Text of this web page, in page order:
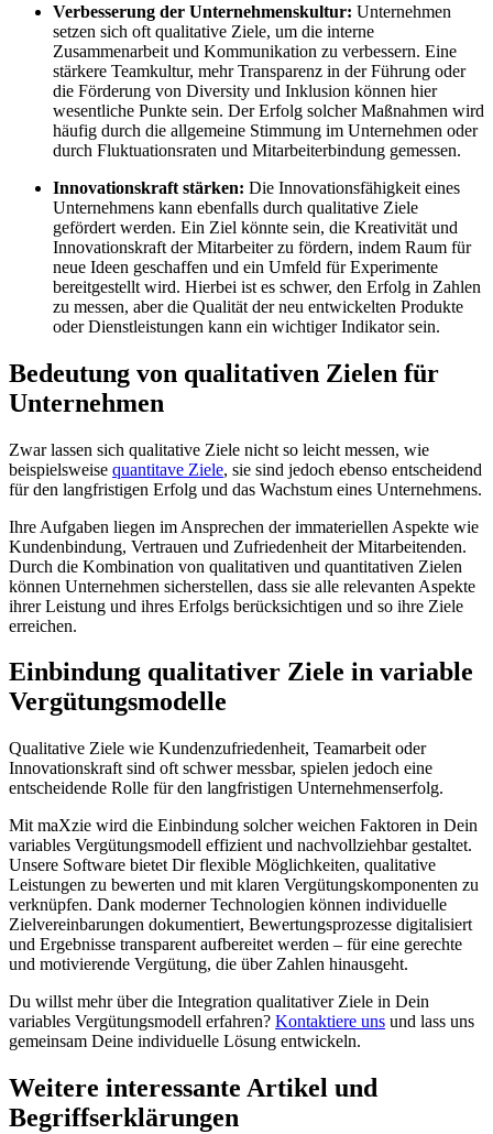
Verbesserung der Unternehmenskultur: Unternehmen
setzen sich oft qualitative Ziele, um die interne
Zusammenarbeit und Kommunikation zu verbessern. Eine
stärkere Teamkultur, mehr Transparenz in der Führung oder
die Förderung von Diversity und Inklusion können hier
wesentliche Punkte sein. Der Erfolg solcher Maßnahmen wird
häufig durch die allgemeine Stimmung im Unternehmen oder
durch Fluktuationsraten und Mitarbeiterbindung gemessen.
Innovationskraft stärken: Die Innovationsfähigkeit eines
Unternehmens kann ebenfalls durch qualitative Ziele
gefördert werden. Ein Ziel könnte sein, die Kreativität und
Innovationskraft der Mitarbeiter zu fördern, indem Raum für
neue Ideen geschaffen und ein Umfeld für Experimente
bereitgestellt wird. Hierbei ist es schwer, den Erfolg in Zahlen
zu messen, aber die Qualität der neu entwickelten Produkte
oder Dienstleistungen kann ein wichtiger Indikator sein.
Bedeutung von qualitativen Zielen für
Unternehmen
Zwar lassen sich qualitative Ziele nicht so leicht messen, wie
beispielsweise quantitave Ziele, sie sind jedoch ebenso entscheidend
für den langfristigen Erfolg und das Wachstum eines Unternehmens.
Ihre Aufgaben liegen im Ansprechen der immateriellen Aspekte wie
Kundenbindung, Vertrauen und Zufriedenheit der Mitarbeitenden.
Durch die Kombination von qualitativen und quantitativen Zielen
können Unternehmen sicherstellen, dass sie alle relevanten Aspekte
ihrer Leistung und ihres Erfolgs berücksichtigen und so ihre Ziele
erreichen.
Einbindung qualitativer Ziele in variable
Vergütungsmodelle
Qualitative Ziele wie Kundenzufriedenheit, Teamarbeit oder
Innovationskraft sind oft schwer messbar, spielen jedoch eine
entscheidende Rolle für den langfristigen Unternehmenserfolg.
Mit maXzie wird die Einbindung solcher weichen Faktoren in Dein
variables Vergütungsmodell effizient und nachvollziehbar gestaltet.
Unsere Software bietet Dir flexible Möglichkeiten, qualitative
Leistungen zu bewerten und mit klaren Vergütungskomponenten zu
verknüpfen. Dank moderner Technologien können individuelle
Zielvereinbarungen dokumentiert, Bewertungsprozesse digitalisiert
und Ergebnisse transparent aufbereitet werden – für eine gerechte
und motivierende Vergütung, die über Zahlen hinausgeht.
Du willst mehr über die Integration qualitativer Ziele in Dein
variables Vergütungsmodell erfahren? Kontaktiere uns und lass uns
gemeinsam Deine individuelle Lösung entwickeln.
Weitere interessante Artikel und
Begriffserklärungen